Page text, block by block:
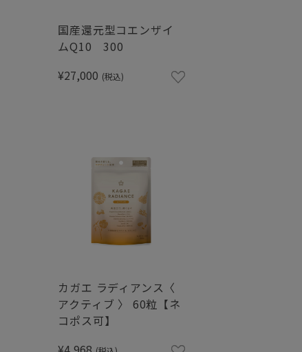
国産還元型コエンザイ
ムQ10 300
¥27,000 (税込)
カガエ ラディアンス〈
アクティブ 〉 60粒【ネ
コポス可】